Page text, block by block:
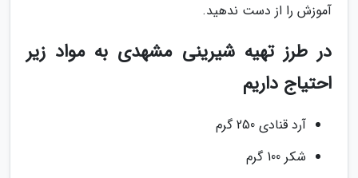
آموزش را از دست ندهید.
در طرز تهیه شیرینی مشهدی به مواد زیر
احتیاج داریم
آرد قنادی 250 گرم
شکر 100 گرم